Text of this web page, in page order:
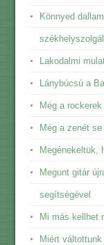
Könnyed
Lakodalmi
Lánybúcsú a
Még a
Még a zenét
Megénekeltük,
Megunt gitár
segítségével
Mi más kellhet
Miért